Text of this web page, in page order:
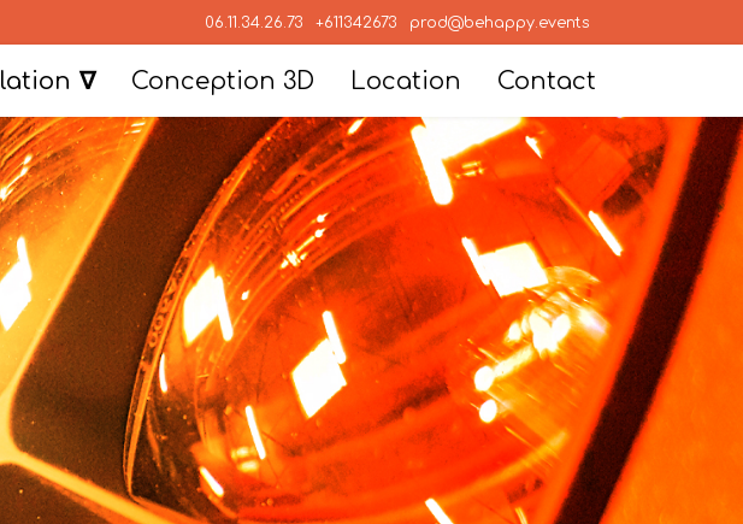
06.11.34.26.73 +611342673 prod@behappy.events
Conception 3D Location Contact